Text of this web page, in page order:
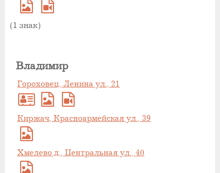
(1 знак)
Владимир
Гороховец, Ленина ул., 21
Киржач, Красноармейская ул., 39
Хмелево д., Центральная ул., 40